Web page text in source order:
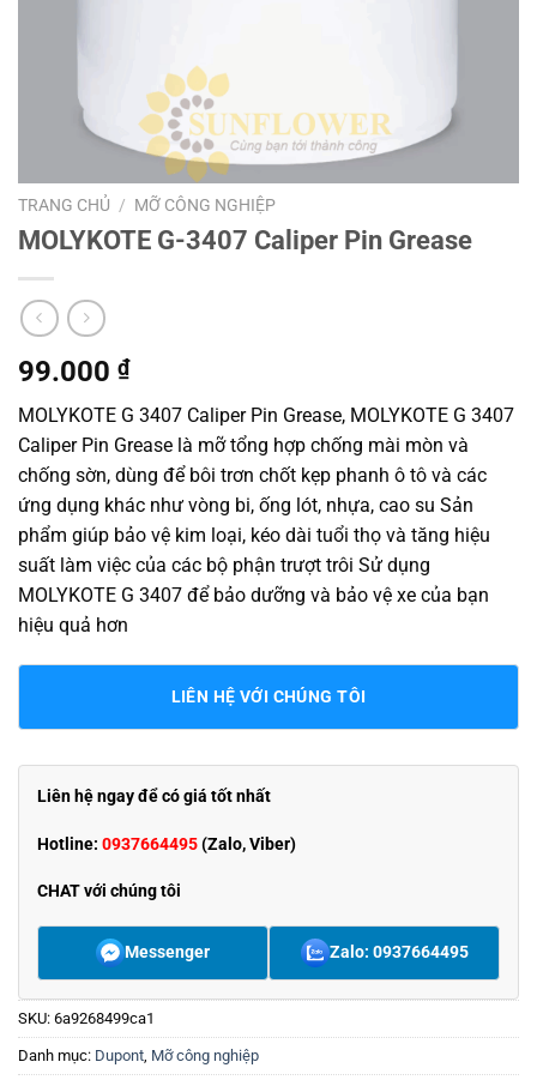
TRANG CHỦ / MỠ CÔNG NGHIỆP
MOLYKOTE G-3407 Caliper Pin Grease
99.000 ₫
MOLYKOTE G 3407 Caliper Pin Grease, MOLYKOTE G 3407
Caliper Pin Grease là mỡ tổng hợp chống mài mòn và
chống sờn, dùng để bôi trơn chốt kẹp phanh ô tô và các
ứng dụng khác như vòng bi, ống lót, nhựa, cao su Sản
phẩm giúp bảo vệ kim loại, kéo dài tuổi thọ và tăng hiệu
suất làm việc của các bộ phận trượt trôi Sử dụng
MOLYKOTE G 3407 để bảo dưỡng và bảo vệ xe của bạn
hiệu quả hơn
LIÊN HỆ VỚI CHÚNG TÔI
Liên hệ ngay để có giá tốt nhất
Hotline: 0937664495(Zalo, Viber)
CHAT với chúng tôi
Messenger Zalo: 0937664495
SKU: 6a9268499ca1
Danh mục: Dupont Mỡ công nghiệp